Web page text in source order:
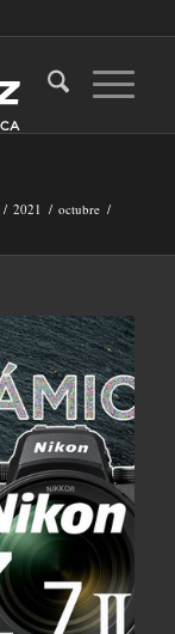
/ 2021 / octubre /